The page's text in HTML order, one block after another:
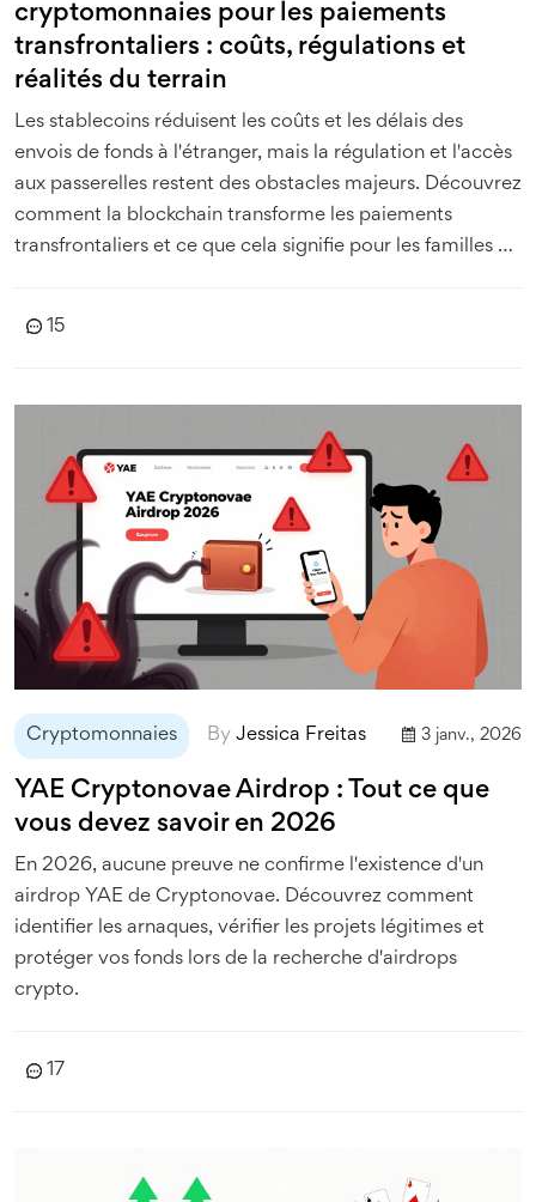
cryptomonnaies pour les paiements
transfrontaliers : coûts, régulations et
réalités du terrain
Les stablecoins réduisent les coûts et les délais des
envois de fonds à l'étranger, mais la régulation et l'accès
aux passerelles restent des obstacles majeurs. Découvrez
comment la blockchain transforme les paiements
transfrontaliers et ce que cela signifie pour les familles et
15
Cryptomonnaies By Jessica Freitas 3 janv., 2026
YAE Cryptonovae Airdrop : Tout ce que
vous devez savoir en 2026
En 2026, aucune preuve ne confirme l'existence d'un
airdrop YAE de Cryptonovae. Découvrez comment
identifier les arnaques, vérifier les projets légitimes et
protéger vos fonds lors de la recherche d'airdrops
crypto.
17